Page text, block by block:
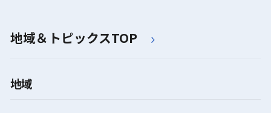
地域＆トピックスTOP
地域